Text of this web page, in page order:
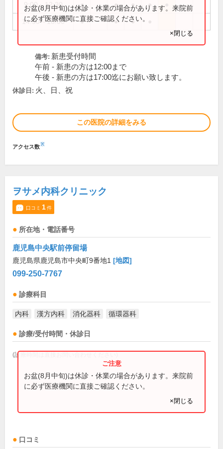
9:00～12:30 ● ● ● ●
14:30～18:00 ● ● ●
お盆(8月中旬)は休診・休業の場合があります。来院前
に必ず医療機関に直接ご確認ください。
×閉じる
備考: 新患受付時間
午前 - 新患の方は12:00まで
午後 - 新患の方は17:00迄にお願い致します。
休診日: 火、日、祝
この医院の詳細をみる
アクセス数※
ヲサメ内科クリニック
口コミ 1件
所在地・電話番号
鹿児島中央駅前停留場
鹿児島県鹿児島市中央町9番地1 [地図]
099-250-7767
診療科目
内科 漢方内科 消化器科 循環器科
診療/受付時間・休診日
(診療時間は直接お問い合わせください)
お盆(8月中旬)は休診・休業の場合があります。来院前
に必ず医療機関に直接ご確認ください。
×閉じる
口コミ